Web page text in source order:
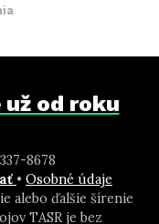
už od roku
8678
• Osobné údaje
alebo ďalšie šírenie
TASR je bez